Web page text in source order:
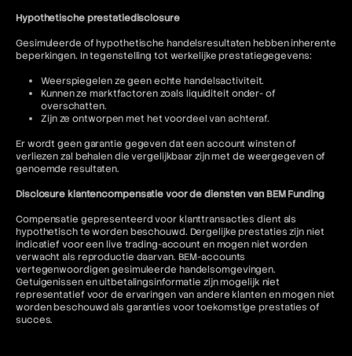
Hypothetische prestatiedisclosure
Gesimuleerde of hypothetische handelsresultaten hebben inherente
beperkingen. In tegenstelling tot werkelijke prestatiegegevens:
Weerspiegelen ze geen echte handelsactiviteit.
Kunnen ze marktfactoren zoals liquiditeit onder- of
overschatten.
Zijn ze ontworpen met het voordeel van achteraf.
Er wordt geen garantie gegeven dat een account winsten of
verliezen zal behalen die vergelijkbaar zijn met de weergegeven of
genoemde resultaten.
Disclosure klantencompensatie voor de diensten van BEM Funding
Compensatie gepresenteerd voor klanttransacties dient als
hypothetisch te worden beschouwd. Dergelijke prestaties zijn niet
indicatief voor een live trading-account en mogen niet worden
verwacht als reproductie daarvan. BEM-accounts
vertegenwoordigen gesimuleerde handelsomgevingen.
Getuigenissen en uitbetalingsinformatie zijn mogelijk niet
representatief voor de ervaringen van andere klanten en mogen niet
worden beschouwd als garanties voor toekomstige prestaties of
succes.